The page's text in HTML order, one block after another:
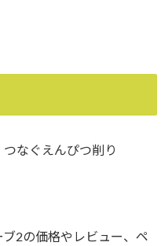
なぐえんぴつ削り
2の価格やレビュー、ペ